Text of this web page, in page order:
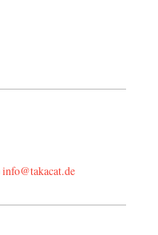
info@takacat.de